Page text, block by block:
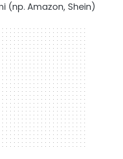
(np. Amazon, Shein)